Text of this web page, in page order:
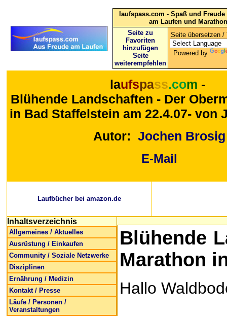
laufspass.com - Spaß und
am Laufen und Marathon
Seite zu
Favoriten
hinzufügen
Seite
weiterempfehlen
Seite übersetzen /
Powered by
laufspass.com -
Blühende Landschaften - Der
in Bad Staffelstein am 22.4.07- von
Autor: Jochen Brosig
E-Mail
Laufbücher bei amazon.de
Inhaltsverzeichnis
Allgemeines / Aktuelles
Ausrüstung / Einkaufen
Community / Soziale Netzwerke
Disziplinen
Ernährung / Medizin
Kontakt / Presse
Läufe / Personen /
Veranstaltungen
Blühende
Marathon
Hallo